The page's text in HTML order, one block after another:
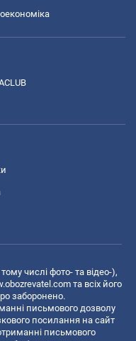
числі фото- та відео-),
та всіх його
заборонено.
письмового дозволу
посилання на сайт
письмового